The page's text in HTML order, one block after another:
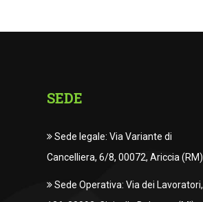
SEDE
Sede legale: Via Variante di
Cancelliera, 6/8, 00072, Ariccia (RM)
Sede Operativa: Via dei Lavoratori,